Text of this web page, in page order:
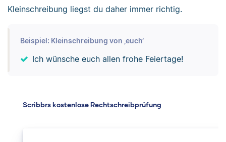
Kleinschreibung liegst du daher immer richtig.
Beispiel: Kleinschreibung von ‚euch‘
Ich wünsche euch allen frohe Feiertage!
Scribbrs kostenlose Rechtschreibprüfung